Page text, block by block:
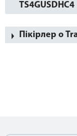
TS4GUSDHC4
Пікірлер о